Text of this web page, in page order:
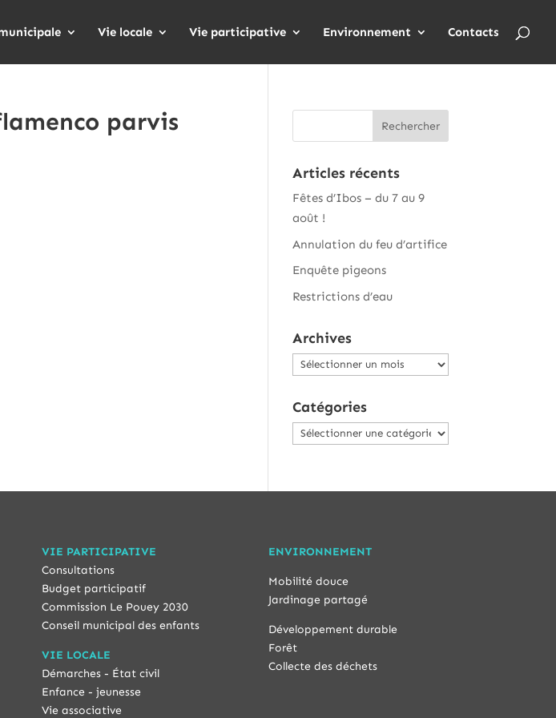
Vie locale Vie participative Environnement Contacts
parvis
Articles récents
Fêtes d’Ibos – du 7 au 9
août !
Annulation du feu d’artifice
Enquête pigeons
Restrictions d’eau
Archives
Archives
Catégories
Catégories
VIE PARTICIPATIVE
Consultations
Budget participatif
Commission Le Pouey 2030
Conseil municipal des enfants
VIE LOCALE
Démarches - État civil
Enfance - jeunesse
Vie associative
ENVIRONNEMENT
Mobilité douce
Jardinage partagé
Développement durable
Forêt
Collecte des déchets